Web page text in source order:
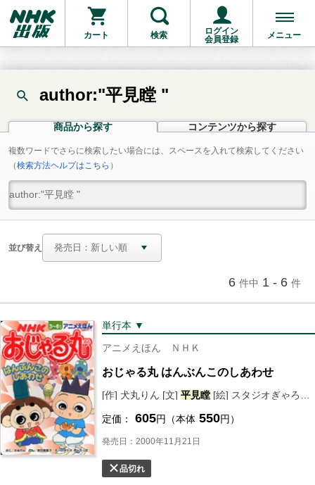
カート 検索
ログイン
会員登録
メニュー
author:"平見瞠 "
商品から探す コンテンツから探す
複数ワードでさらに検索したい場合には、スペースを入れて検索してください
（検索方法ヘルプはこちら ）
並び替え
6 件中 1 - 6 件
単行本 ▼
アニメえほん ＮＨＫ
おじゃる丸 はんぶんこのしあわせ
[作] 犬丸りん [文] 平見瞠 [絵] スタジオぎゃろっぷ
定価： 605円（本体 550円）
発売日：2000年11月21日
品切れ